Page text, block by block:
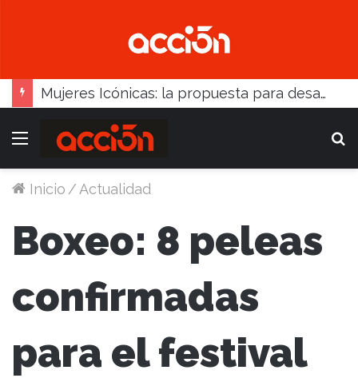
Mujeres Icónicas: la propuesta para desarrollo empresarial femenino que llega a Balcarce
Menú
Inicio /Actualidad
Boxeo: 8 peleas
confirmadas
para el festival